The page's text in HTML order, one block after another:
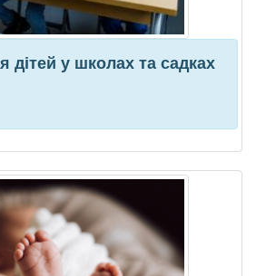
дітей у школах та садках